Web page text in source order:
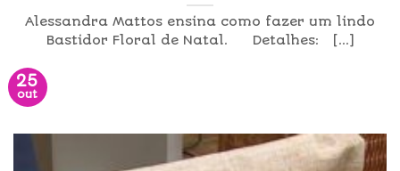
Alessandra Mattos ensina como fazer um lindo
Bastidor Floral de Natal. Detalhes: [...]
25
out